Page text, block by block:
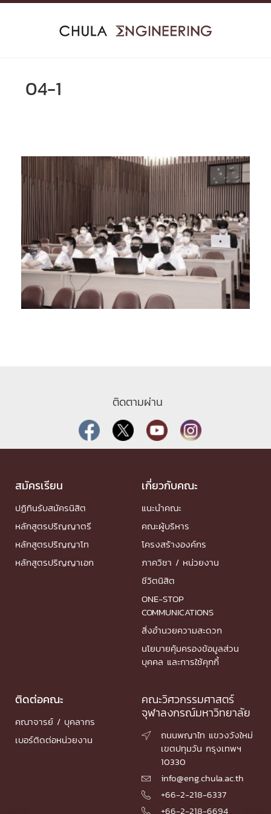
Skip
04-1
ติดตามผ่าน
สมัครเรียน
ปฏิทินรับสมัครนิสิต
หลักสูตรปริญญาตรี
หลักสูตรปริญญาโท
หลักสูตรปริญญาเอก
เกี่ยวกับคณะ
แนะนำคณะ
คณะผู้บริหาร
โครงสร้างองค์กร
ภาควิชา / หน่วยงาน
ชีวิตนิสิต
ONE-STOP
COMMUNICATIONS
สิ่งอำนวยความสะดวก
นโยบายคุ้มครองข้อมูลส่วน
บุคคล และการใช้คุกกี้
ติดต่อคณะ
คณาจารย์ / บุคลากร
เบอร์ติดต่อหน่วยงาน
คณะวิศวกรรมศาสตร์
จุฬาลงกรณ์มหาวิทยาลัย

ถนนพญาไท แขวงวังใหม่
เขตปทุมวัน กรุงเทพฯ
10330
 info@eng.chula.ac.th
 +66-2-218-6337
 +66-2-218-6694